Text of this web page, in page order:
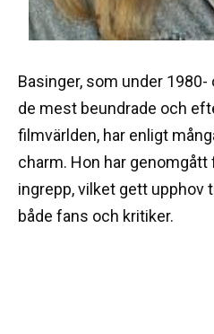
Basinger, som under
de mest beundrade och
filmvärlden, har enligt
charm. Hon har
ingrepp, vilket gett upphov
både fans och kritiker.